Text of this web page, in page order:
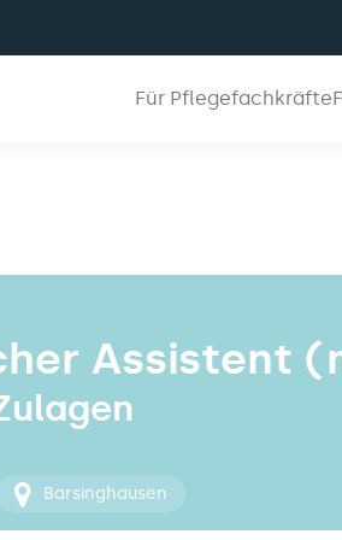
Für Pflegefachkräfte
Assistent
Barsinghausen